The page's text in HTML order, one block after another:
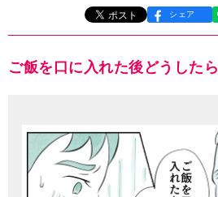
シェア
ご飯を口に入れた後どうしたら